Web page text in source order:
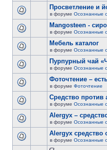
Просветление и
в форуме Осознанные
Mangosteen -
в форуме Осознанные
Мебель каталог
в форуме Осознанные
Пурпурный чай
в форуме Осознанные
Фоточтение –
в форуме Фоточтение
Cредство против
в форуме Осознанные
Alergyx –
в форуме Осознанные
Alergyx средство
в форуме Осознанные